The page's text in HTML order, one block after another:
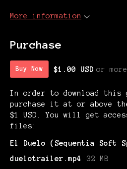
More information
Purchase
Buy Now $1.00 USD or more
In order to download this
purchase it at or above
$1 USD. You will get
files:
duelotrailer.mp4
32 MB